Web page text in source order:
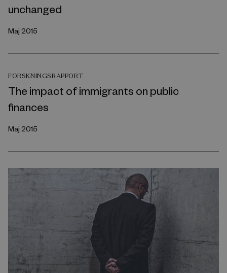
unchanged
Maj 2015
FORSKNINGSRAPPORT
The impact of immigrants on public
finances
Maj 2015